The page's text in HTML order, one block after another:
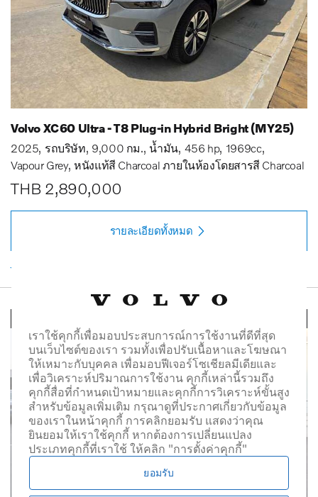
Volvo XC60 Ultra - T8 Plug-in Hybrid Bright (MY25)
2025 รถบริษัท 9,000 กม. น้ำมัน 456 hp 1969cc
Vapour Grey หนังแท้สี Charcoal ภายในห้องโดยสารสี Charcoal
THB 2,890,000
รายละเอียดทั้งหมด
เราใช้คุกกี้เพื่อมอบประสบการณ์การใช้งานที่ดีที่สุด
บนเว็บไซต์ของเรา รวมทั้งเพื่อปรับเนื้อหาและโฆษณา
ให้เหมาะกับบุคคล เพื่อมอบฟีเจอร์โซเชียลมีเดียและ
เพื่อวิเคราะห์ปริมาณการใช้งาน คุกกี้เหล่านี้รวมถึง
คุกกี้สื่อที่กำหนดเป้าหมายและคุกกี้การวิเคราะห์ขั้นสูง
สำหรับข้อมูลเพิ่มเติม กรุณาดูที่ประกาศเกี่ยวกับข้อมูล
ของเราในหน้าคุกกี้ การคลิกยอมรับ แสดงว่าคุณ
ยินยอมให้เราใช้คุกกี้ หากต้องการเปลี่ยนแปลง
ประเภทคุกกี้ที่เราใช้ ให้คลิก "การตั้งค่าคุกกี้"
ยอมรับ